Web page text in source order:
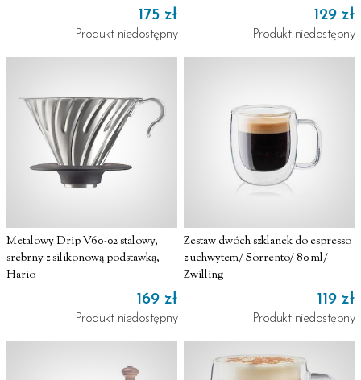
175 zł
Produkt niedostępny
129 zł
Produkt niedostępny
Metalowy Drip V60-02 stalowy,
srebrny z silikonową podstawką,
Hario
169 zł
Produkt niedostępny
Zestaw dwóch szklanek do espresso
z uchwytem/ Sorrento/ 80 ml/
Zwilling
119 zł
Produkt niedostępny